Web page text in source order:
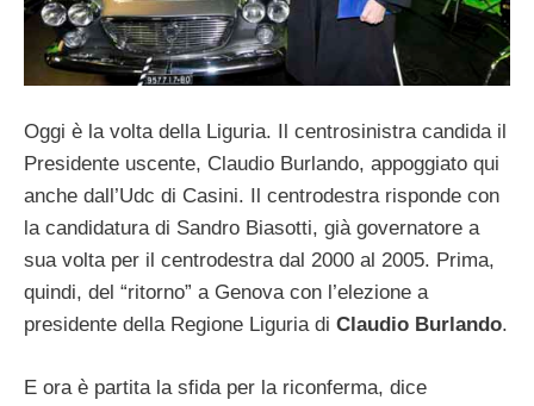
Oggi è la volta della Liguria. Il centrosinistra candida il
Presidente uscente, Claudio Burlando, appoggiato qui
anche dall’Udc di Casini. Il centrodestra risponde con
la candidatura di Sandro Biasotti, già governatore a
sua volta per il centrodestra dal 2000 al 2005. Prima,
quindi, del “ritorno” a Genova con l’elezione a
presidente della Regione Liguria di Claudio Burlando.
E ora è partita la sfida per la riconferma, dice